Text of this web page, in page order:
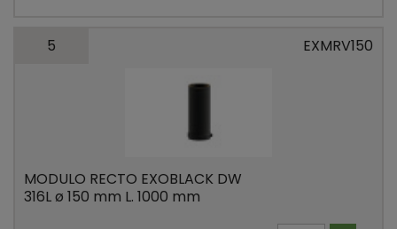
5 EXMRV150
MODULO RECTO EXOBLACK DW
316L ø 150 mm L. 1000 mm